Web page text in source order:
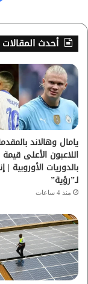
أحدث المقالات
يامال وهالاند
اللاعبون الأعلى
بالدوريات الأوروبية |
لـ”رؤية”
منذ 4 ساعات